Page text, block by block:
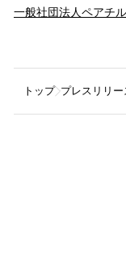
一般社団法人ペアチ
トップ プレスリリー